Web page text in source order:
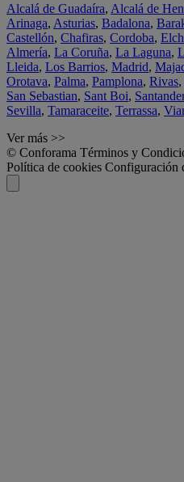
Alcalá de Guadaíra, Alcalá de
Arinaga, Asturias, Badalona,
Castellón, Chafiras, Cordoba,
Almería, La Coruña, La Laguna,
Lleida, Los Barrios, Madrid,
Orotava, Palma, Pamplona, Rivas,
San Sebastian, Sant Boi, Santander
Sevilla, Tamaraceite, Terrassa,
Ver más >>
© Conforama Términos y
Política de cookies Configuración